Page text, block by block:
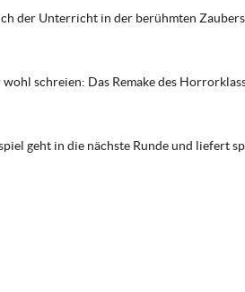
der Unterricht in der berühmten
schreien: Das Remake des
geht in die nächste Runde und liefert